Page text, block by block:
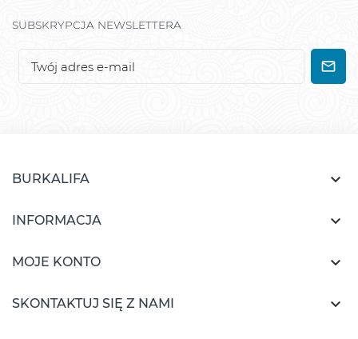
SUBSKRYPCJA NEWSLETTERA
BURKALIFA 
INFORMACJA 
MOJE KONTO 
SKONTAKTUJ SIĘ Z NAMI 